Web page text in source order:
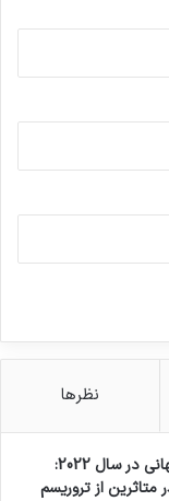
نظرها
انتشار شاخص تروریسم جهانی در سال 2022:
از تروریسم